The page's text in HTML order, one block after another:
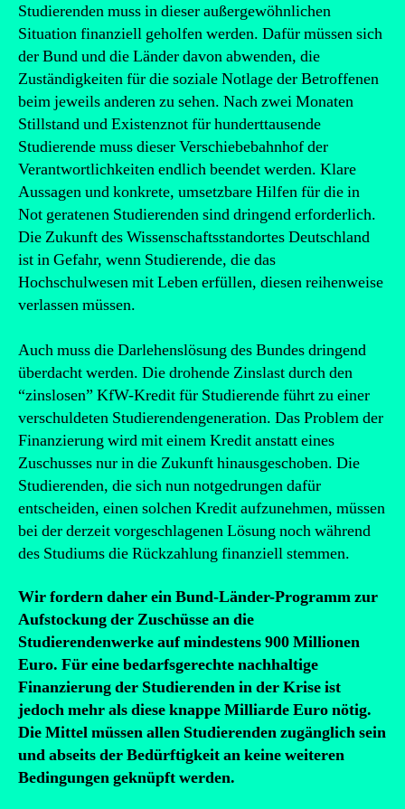
Studierenden muss in dieser außergewöhnlichen
Situation finanziell geholfen werden. Dafür müssen sich
der Bund und die Länder davon abwenden, die
Zuständigkeiten für die soziale Notlage der Betroffenen
beim jeweils anderen zu sehen. Nach zwei Monaten
Stillstand und Existenznot für hunderttausende
Studierende muss dieser Verschiebebahnhof der
Verantwortlichkeiten endlich beendet werden. Klare
Aussagen und konkrete, umsetzbare Hilfen für die in
Not geratenen Studierenden sind dringend erforderlich.
Die Zukunft des Wissenschaftsstandortes Deutschland
ist in Gefahr, wenn Studierende, die das
Hochschulwesen mit Leben erfüllen, diesen reihenweise
verlassen müssen.
Auch muss die Darlehenslösung des Bundes dringend
überdacht werden. Die drohende Zinslast durch den
“zinslosen” KfW-Kredit für Studierende führt zu einer
verschuldeten Studierendengeneration. Das Problem der
Finanzierung wird mit einem Kredit anstatt eines
Zuschusses nur in die Zukunft hinausgeschoben. Die
Studierenden, die sich nun notgedrungen dafür
entscheiden, einen solchen Kredit aufzunehmen, müssen
bei der derzeit vorgeschlagenen Lösung noch während
des Studiums die Rückzahlung finanziell stemmen.
Wir fordern daher ein Bund-Länder-Programm zur
Aufstockung der Zuschüsse an die
Studierendenwerke auf mindestens 900 Millionen
Euro. Für eine bedarfsgerechte nachhaltige
Finanzierung der Studierenden in der Krise ist
jedoch mehr als diese knappe Milliarde Euro nötig.
Die Mittel müssen allen Studierenden zugänglich sein
und abseits der Bedürftigkeit an keine weiteren
Bedingungen geknüpft werden.